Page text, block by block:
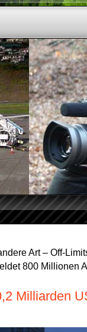
Art – Off-
800 Millionen
Milliarden